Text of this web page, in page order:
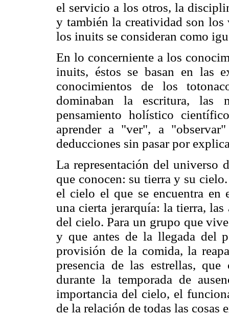
el servicio a los otros, la
y también la creatividad son los
los inuits se consideran como
En lo concerniente a los
inuits, éstos se basan en las
conocimientos de los
dominaban la escritura, las
pensamiento holístico
aprender a "ver", a
deducciones sin pasar por
La representación del universo
que conocen: su tierra y su
el cielo el que se encuentra en
una cierta jerarquía: la tierra,
del cielo. Para un grupo que
y que antes de la llegada del
provisión de la comida, la
presencia de las estrellas,
durante la temporada de
importancia del cielo, el
de la relación de todas las cosas